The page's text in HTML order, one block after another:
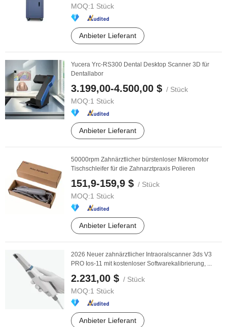
MOQ:1 Stück
Anbieter Lieferant
Yucera Yrc-RS300 Dental Desktop Scanner 3D für
Dentallabor
3.199,00-4.500,00 $ / Stück
MOQ:1 Stück
Anbieter Lieferant
50000rpm Zahnärztlicher bürstenloser Mikromotor
Tischschleifer für die Zahnarztpraxis Polieren
151,9-159,9 $ / Stück
MOQ:1 Stück
Anbieter Lieferant
2026 Neuer zahnärztlicher Intraoralscanner 3ds V3
PRO Ios-11 mit kostenloser Softwarekalibrierung, ...
2.231,00 $ / Stück
MOQ:1 Stück
Anbieter Lieferant